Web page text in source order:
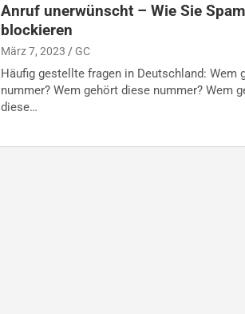
Anruf unerwünscht – Wie Sie
blockieren
März 7, 2023 GC
Häufig gestellte fragen in Deutschland: Wem
nummer? Wem gehört diese nummer? Wem
diese…